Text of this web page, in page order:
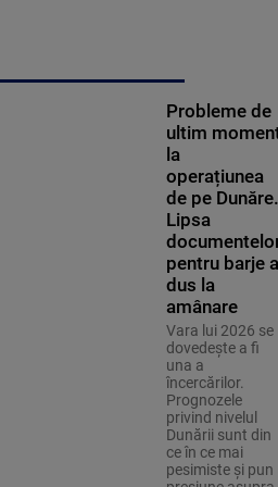
Probleme de
ultim
la
operațiunea
de pe Dunăre.
Lipsa
pentru barje a
dus la
amânare
Vara lui 2026 se
dovedește a fi
una a
încercărilor.
Prognozele
privind nivelul
Dunării sunt din
ce în ce mai
pesimiste și pun